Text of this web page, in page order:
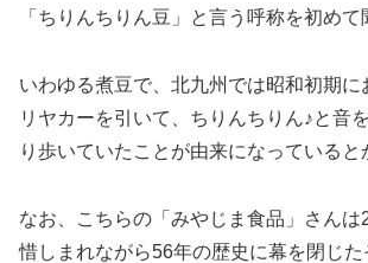
「ちりんちりん豆」と言う呼称を初めて
いわゆる煮豆で、北九州では昭和初期に
リヤカーを引いて、ちりんちりん♪と音
り歩いていたことが由来になっていると
なお、こちらの「みやじま食品」さんは
惜しまれながら56年の歴史に幕を閉じた